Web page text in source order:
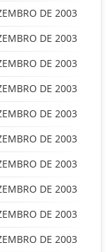
DE 2003
DE 2003
DE 2003
DE 2003
DE 2003
DE 2003
DE 2003
DE 2003
DE 2003
DE 2003